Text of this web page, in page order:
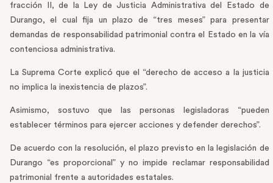
fracción II, de la Ley de Justicia Administrativa del Estado de
Durango, el cual fija un plazo de “tres meses” para presentar
demandas de responsabilidad patrimonial contra el Estado en la vía
contenciosa administrativa.
La Suprema Corte explicó que el “derecho de acceso a la justicia
no implica la inexistencia de plazos”.
Asimismo, sostuvo que las personas legisladoras “pueden
establecer términos para ejercer acciones y defender derechos”.
De acuerdo con la resolución, el plazo previsto en la legislación de
Durango “es proporcional” y no impide reclamar responsabilidad
patrimonial frente a autoridades estatales.